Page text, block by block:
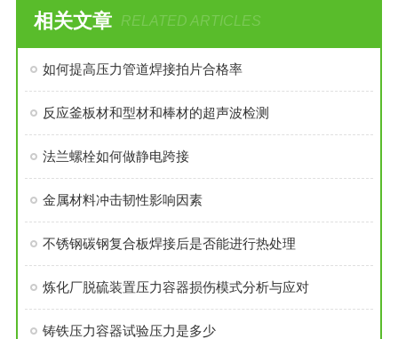
相关文章 RELATED ARTICLES
如何提高压力管道焊接拍片合格率
反应釜板材和型材和棒材的超声波检测
法兰螺栓如何做静电跨接
金属材料冲击韧性影响因素
不锈钢碳钢复合板焊接后是否能进行热处理
炼化厂脱硫装置压力容器损伤模式分析与应对
铸铁压力容器试验压力是多少